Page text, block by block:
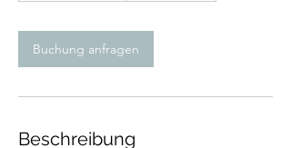
d
3
0
i
.
Buchung anfragen
Beschreibung